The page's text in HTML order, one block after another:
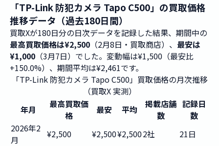
「TP-Link 防犯カメラ Tapo C500」の買取価格
推移データ（過去180日間）
買取Xが180日分の日次データを記録した結果、期間中の
最高買取価格は¥2,500 （2月8日・買取商店）、 最安は
¥1,000 （3月7日）でした。変動幅は¥1,500（最安比
+150.0%）、期間平均は¥2,461です。
「TP-Link 防犯カメラ Tapo C500」買取価格の月次推移
（買取X 実測）
年月
最高買取価
格
最安 平均
掲載店舗
数
記録日
数
2026年2
月
¥2,500 ¥2,500¥2,5002社
21日